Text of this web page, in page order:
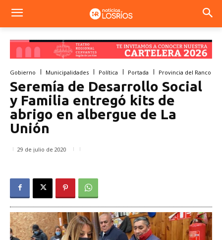
Gobierno Municipalidades Política Portada Provincia del Ranco
Seremía de Desarrollo Social
y Familia entregó kits de
abrigo en albergue de La
Unión
29 de julio de 2020